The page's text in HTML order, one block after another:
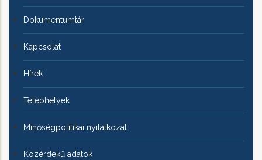
Dokumentumtár
Kapcsolat
Hírek
Telephelyek
Minőségpolitikai nyilatkozat
Közérdekű adatok